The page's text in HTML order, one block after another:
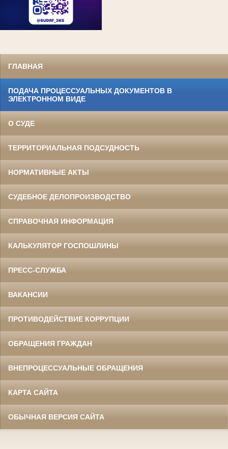
ГЛАВНАЯ
ПОДАЧА ПРОЦЕССУАЛЬНЫХ ДОКУМЕНТОВ В
ЭЛЕКТРОННОМ ВИДЕ
О СУДЕ
ТЕРРИТОРИАЛЬНАЯ ПОДСУДНОСТЬ
НОРМАТИВНЫЕ АКТЫ
СУДЕБНОЕ ДЕЛОПРОИЗВОДСТВО
СПРАВОЧНАЯ ИНФОРМАЦИЯ
КАЛЬКУЛЯТОР ГОСПОШЛИНЫ
ПРЕСС-СЛУЖБА
ВАКАНСИИ
ПРОТИВОДЕЙСТВИЕ КОРРУПЦИИ
ОБРАЩЕНИЯ ГРАЖДАН
ВНЕПРОЦЕССУАЛЬНЫЕ ОБРАЩЕНИЯ
КАРТА САЙТА
ОБЫЧНАЯ ВЕРСИЯ САЙТА